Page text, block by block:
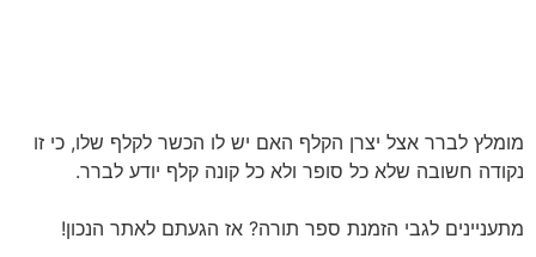
מומלץ לברר אצל יצרן הקלף האם יש לו הכשר לקלף שלו, כי זו
נקודה חשובה שלא כל סופר ולא כל קונה קלף יודע לברר.
מתעניינים לגבי הזמנת ספר תורה? אז הגעתם לאתר הנכון!